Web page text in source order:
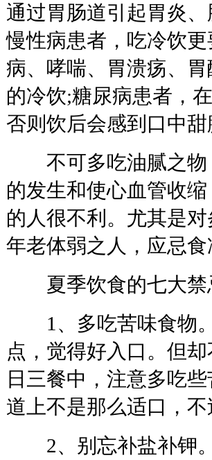
通过胃肠道引起胃炎
慢性病患者，吃冷饮
病、哮喘、胃溃疡、
的冷饮;糖尿病患者，
否则饮后会感到口中
不可多吃油腻之物
的发生和使心血管收
的人很不利。尤其是
年老体弱之人，应忌食
夏季饮食的七大禁
1、多吃苦味食物。
点，觉得好入口。但
日三餐中，注意多吃
道上不是那么适口，
2、别忘补盐补钾。